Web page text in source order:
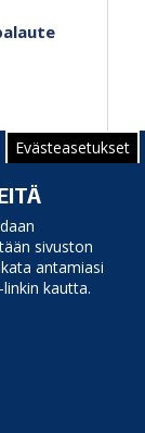
Evästeasetukset
sivuston
antamiasi
kautta.
Sivu 1